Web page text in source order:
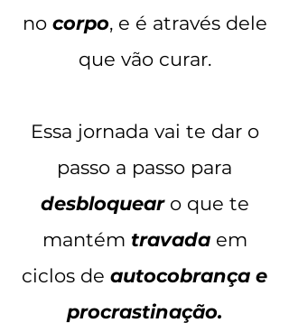
no corpo, e é através dele
que vão curar.
Essa jornada vai te dar o
passo a passo para
desbloquearo que te
mantém travadaem
ciclos de autocobrança e
procrastinação.